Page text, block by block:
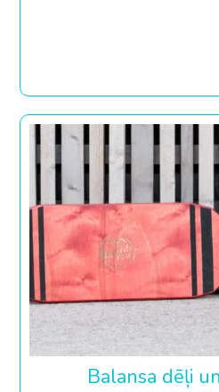
Balansa dēļi